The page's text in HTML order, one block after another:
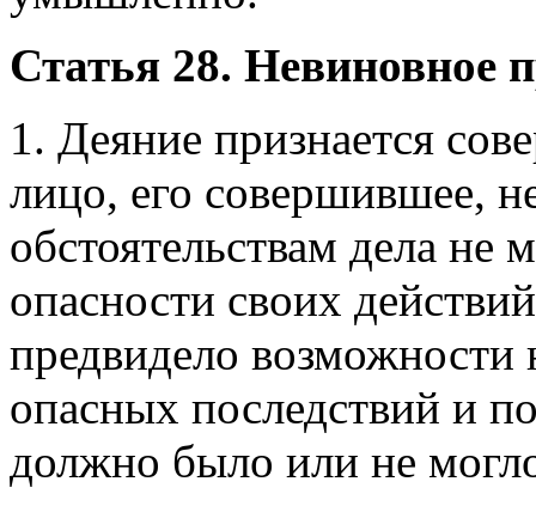
Статья 28. Невиновное
1. Деяние признается
лицо, его совершившее,
обстоятельствам дела не
опасности своих
предвидело возможности
опасных последствий и
должно было или не